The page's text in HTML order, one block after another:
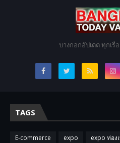
บางกอกอัปเดต ทุกเรื่
TAGS
E-commerce expo expo ท่อง